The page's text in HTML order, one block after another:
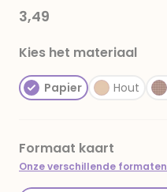
3,49
Kies het materiaal
Papier Hout
Formaat kaart
Onze verschillende formaten